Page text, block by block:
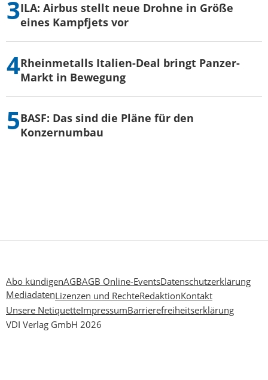
ILA: Airbus stellt neue Drohne in Größe
eines Kampfjets vor
Rheinmetalls Italien-Deal bringt Panzer-
Markt in Bewegung
BASF: Das sind die Pläne für den
Konzernumbau
Abo kündigenAGBAGB Online-EventsDatenschutzerklärung
MediadatenLizenzen und RechteRedaktionKontakt
Unsere NetiquetteImpressumBarrierefreiheitserklärung
VDI Verlag GmbH 2026